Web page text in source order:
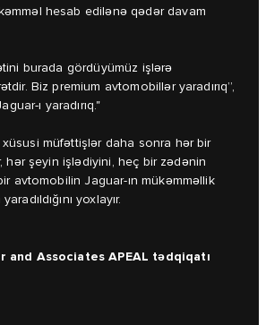
hesab edilənə qədər davam
burada gördüyümüz işlərə
Biz premium avtomobillər yaradırıq”,
ı yaradırıq."
müfəttişlər daha sonra hər bir
hər şeyin işlədiyini, heç bir zədənin
avtomobilin Jaguar-ın mükəmməllik
yoxlayır.
and Associates APEAL tədqiqatı